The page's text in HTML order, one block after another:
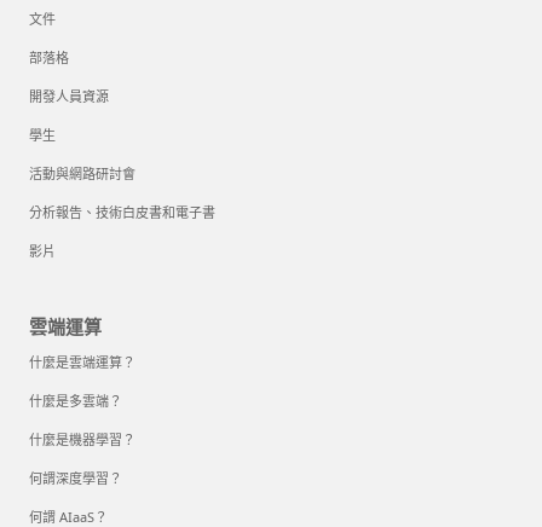
文件
部落格
開發人員資源
學生
活動與網路研討會
分析報告、技術白皮書和電子書
影片
雲端運算
什麼是雲端運算？
什麼是多雲端？
什麼是機器學習？
何謂深度學習？
何謂 AIaaS？